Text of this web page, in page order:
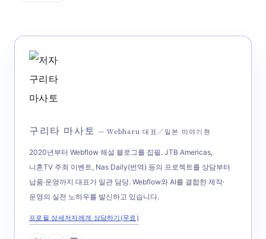
구리타 마사토 — Webharu 대표／일본 미야기현
2020년부터 Webflow 해설 블로그를 집필. JTB Americas,
니혼TV 주최 이벤트, Nas Daily(번역) 등의 프로젝트를 상담부터
납품·운영까지 대표가 일관 담당. Webflow와 AI를 결합한 제작·
운영의 실전 노하우를 발신하고 있습니다.
프로필 상세저자에게 상담하기(무료)